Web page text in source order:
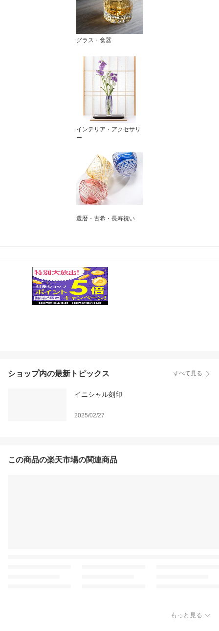
グラス・食器
インテリア・アクセサリ
ー
還暦・古希・長寿祝い
ショップ内の最新トピックス すべて見る
イニシャル刻印
2025/02/27
この商品の楽天市場の関連商品
もっと見る